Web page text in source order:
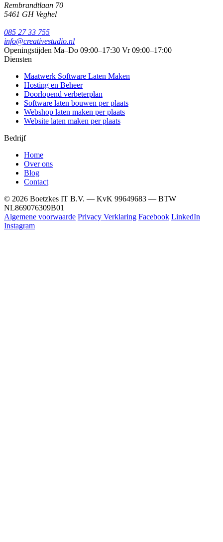
Rembrandtlaan 70
5461 GH Veghel
085 27 33 755
info@creativestudio.nl
Openingstijden Ma–Do 09:00–17:30 Vr 09:00–17:00
Diensten
Maatwerk Software Laten Maken
Hosting en Beheer
Doorlopend verbeterplan
Software laten bouwen per plaats
Webshop laten maken per plaats
Website laten maken per plaats
Bedrijf
Home
Over ons
Blog
Contact
© 2026 Boetzkes IT B.V. — KvK 99649683 — BTW
NL869076309B01
Algemene voorwaarde Privacy Verklaring Facebook LinkedIn
Instagram